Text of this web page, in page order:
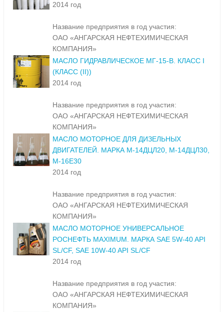
2014 год
Название предприятия в год участия:
ОАО «АНГАРСКАЯ НЕФТЕХИМИЧЕСКАЯ
КОМПАНИЯ»
МАСЛО ГИДРАВЛИЧЕСКОЕ МГ-15-В. КЛАСС I
(КЛАСС (II))
2014 год
Название предприятия в год участия:
ОАО «АНГАРСКАЯ НЕФТЕХИМИЧЕСКАЯ
КОМПАНИЯ»
МАСЛО МОТОРНОЕ ДЛЯ ДИЗЕЛЬНЫХ
ДВИГАТЕЛЕЙ. МАРКА М-14ДЦЛ20, М-14ДЦЛ30,
М-16Е30
2014 год
Название предприятия в год участия:
ОАО «АНГАРСКАЯ НЕФТЕХИМИЧЕСКАЯ
КОМПАНИЯ»
МАСЛО МОТОРНОЕ УНИВЕРСАЛЬНОЕ
РОСНЕФТЬ MAXIMUM. МАРКА SAE 5W-40 API
SL/CF, SAE 10W-40 API SL/CF
2014 год
Название предприятия в год участия:
ОАО «АНГАРСКАЯ НЕФТЕХИМИЧЕСКАЯ
КОМПАНИЯ»